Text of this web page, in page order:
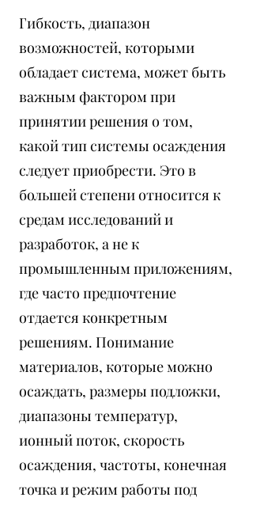
Гибкость, диапазон
возможностей, которыми
обладает система, может быть
важным фактором при
принятии решения о том,
какой тип системы осаждения
следует приобрести. Это в
большей степени относится к
средам исследований и
разработок, а не к
промышленным приложениям,
где часто предпочтение
отдается конкретным
решениям. Понимание
материалов, которые можно
осаждать, размеры подложки,
диапазоны температур,
ионный поток, скорость
осаждения, частоты, конечная
точка и режим работы под